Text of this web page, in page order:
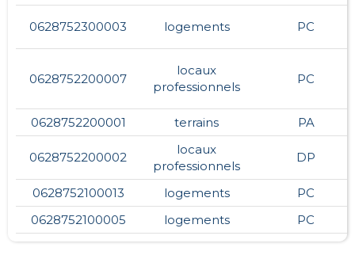
0628752300003 logements PC
0628752200007
locaux
professionnels
PC
0628752200001 terrains PA
0628752200002
locaux
professionnels
DP
0628752100013 logements
PC
0628752100005
logements PC